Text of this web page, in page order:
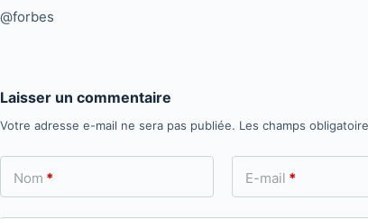
@forbes
Laisser un commentaire
Votre adresse e-mail ne sera pas publiée. Les champs
Nom * E-mail *